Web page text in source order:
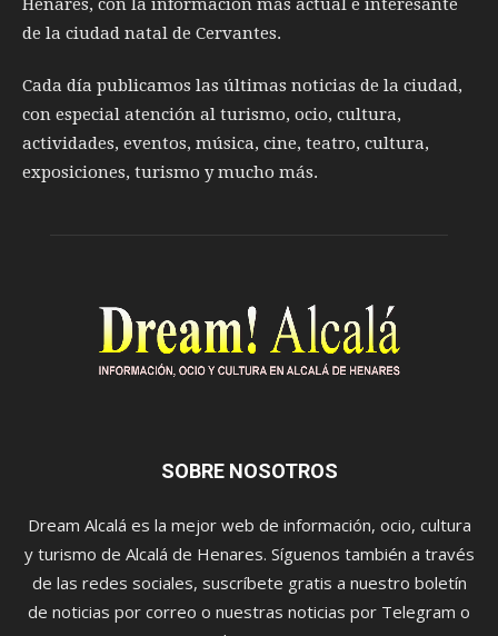
Henares, con la información más actual e interesante
de la ciudad natal de Cervantes.
Cada día publicamos las últimas noticias de la ciudad,
con especial atención al turismo, ocio, cultura,
actividades, eventos, música, cine, teatro, cultura,
exposiciones, turismo y mucho más.
SOBRE NOSOTROS
Dream Alcalá es la mejor web de información, ocio, cultura
y turismo de Alcalá de Henares. Síguenos también a través
de las redes sociales, suscríbete gratis a nuestro boletín
de noticias por correo o nuestras noticias por Telegram o